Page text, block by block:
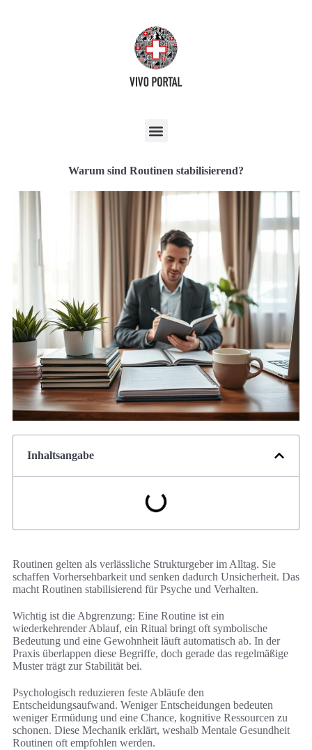
Warum sind Routinen stabilisierend?
Inhaltsangabe
Routinen gelten als verlässliche Strukturgeber im Alltag. Sie
schaffen Vorhersehbarkeit und senken dadurch Unsicherheit. Das
macht Routinen stabilisierend für Psyche und Verhalten.
Wichtig ist die Abgrenzung: Eine Routine ist ein
wiederkehrender Ablauf, ein Ritual bringt oft symbolische
Bedeutung und eine Gewohnheit läuft automatisch ab. In der
Praxis überlappen diese Begriffe, doch gerade das regelmäßige
Muster trägt zur Stabilität bei.
Psychologisch reduzieren feste Abläufe den
Entscheidungsaufwand. Weniger Entscheidungen bedeuten
weniger Ermüdung und eine Chance, kognitive Ressourcen zu
schonen. Diese Mechanik erklärt, weshalb Mentale Gesundheit
Routinen oft empfohlen werden.